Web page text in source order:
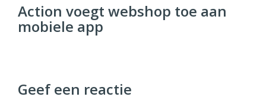
Commerce https://twinklemagazine.nl
96 54
Action voegt webshop toe aan
mobiele app
Geef een reactie